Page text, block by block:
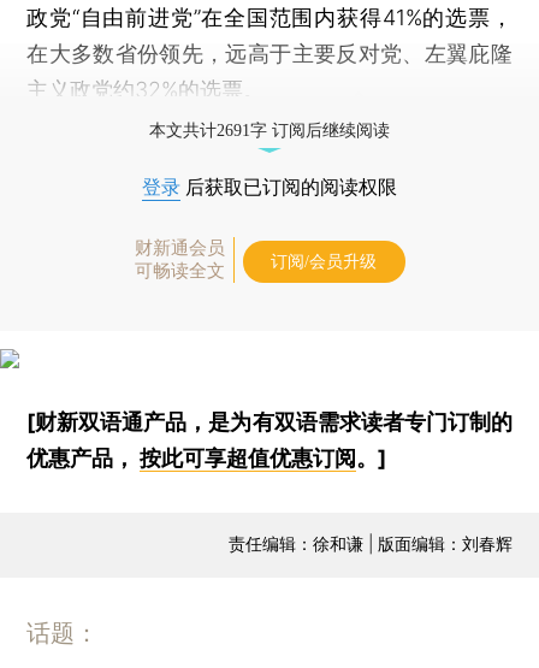
政党“自由前进党”在全国范围内获得41%的选票，
在大多数省份领先，远高于主要反对党、左翼庇隆
主义政党约32%的选票。
本文共计2691字 订阅后继续阅读
登录 后获取已订阅的阅读权限
财新通会员
可畅读全文
订阅/会员升级
[财新双语通产品，是为有双语需求读者专门订制的
优惠产品，按此可享超值优惠订阅。]
责任编辑：徐和谦 | 版面编辑：刘春辉
话题：